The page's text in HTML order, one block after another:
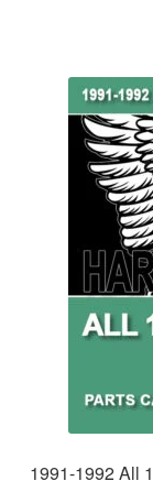
1991-1992 All